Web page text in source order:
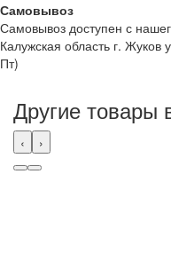
Самовывоз
Самовывоз доступен с
Калужская область г.
Пт)
Другие товары
‹ ›